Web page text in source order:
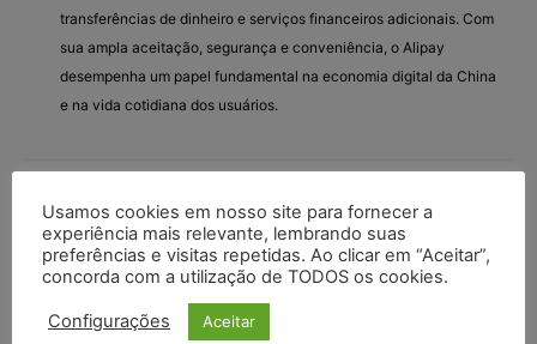
transferências de dinheiro e serviços financeiros adicionais. Com
sua ampla aceitação, segurança e conveniência, o Alipay
desempenha um papel fundamental na economia digital da China
e na vida cotidiana dos usuários.
Você deve fazer login para responder a este tópico.
Nome de usuário:
Usamos cookies em nosso site para fornecer a
experiência mais relevante, lembrando suas
preferências e visitas repetidas. Ao clicar em “Aceitar”,
concorda com a utilização de TODOS os cookies.
Configurações Aceitar